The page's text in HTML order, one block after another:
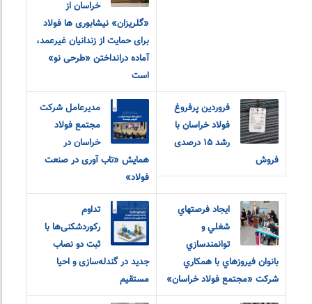
خراسان از
«گلریزان» نیشابوری ها فولاد
برای حمایت از زندانیان غیرعمد،
آماده درانداختن «طرحی نو»
است
فروردین پرفروغ
فولاد خراسان با
رشد ۱۵ درصدی
فروش
مدیرعامل شرکت
مجتمع فولاد
خراسان در
همایش «تاب آوری در صنعت
فولاد»
ايجاد فرصتهاي
شغلي و
توانمندسازي
بانوان فيروزهاي با همکاري
شرکت «مجتمع فولاد خراسان»
تداوم
رکوردشکنی‌ها با
ثبت دو نصاب
جدید در گندله‌سازی و احیا
مستقیم